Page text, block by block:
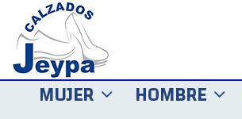
MUJER HOMBRE